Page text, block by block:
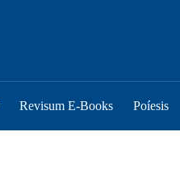
Revisum E-Books Poíesis